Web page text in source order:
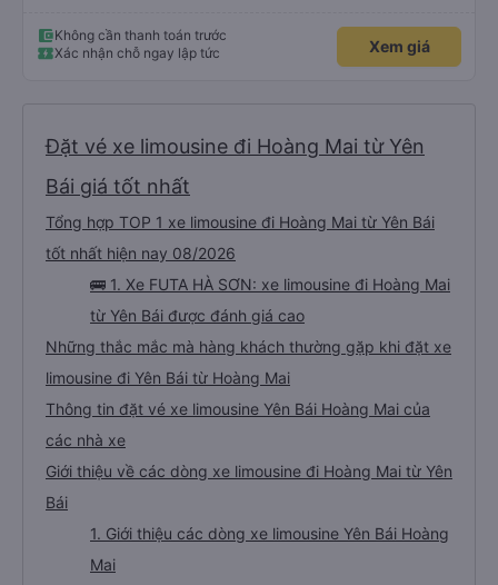
phút. Khi xe buýt đến, tài xế đã đến tận nơi giúp đỡ chúng tôi và nhân viên
chăm sóc khách hàng cũng đã xác nhận qua email. Xe buýt sạch sẽ và
giường ngủ thoải mái. Tài xế rất tốt bụng và chu đáo vì biết chúng tôi là
Không cần thanh toán trước
Xác nhận chỗ ngay lập tức
Xem giá
Đặt vé xe limousine đi Hoàng Mai từ Yên
Bái giá tốt nhất
Tổng hợp TOP 1 xe limousine đi Hoàng Mai từ Yên Bái
tốt nhất hiện nay 08/2026
🚌 1. Xe FUTA HÀ SƠN: xe limousine đi Hoàng Mai
từ Yên Bái được đánh giá cao
Những thắc mắc mà hàng khách thường gặp khi đặt xe
limousine đi Yên Bái từ Hoàng Mai
Thông tin đặt vé xe limousine Yên Bái Hoàng Mai của
các nhà xe
Giới thiệu về các dòng xe limousine đi Hoàng Mai từ Yên
Bái
1. Giới thiệu các dòng xe limousine Yên Bái Hoàng
Mai